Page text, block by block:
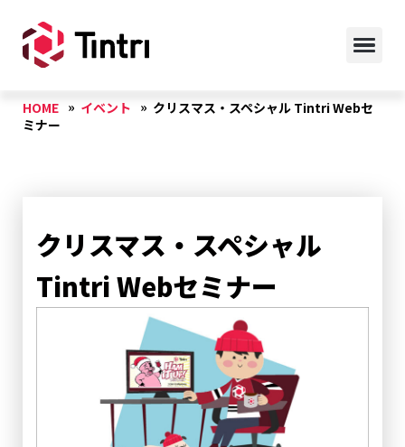
HOME イベント
クリスマス・スペシャル Tintri Webセ
ミナー
クリスマス・スペシャル
Tintri Webセミナー